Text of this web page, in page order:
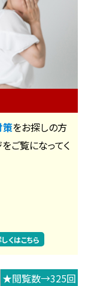
策をお探しの方
ご覧になってく
くはこちら
★閲覧数→325回